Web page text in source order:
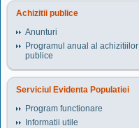
Achizitii publice
Anunturi
Programul anual al achizitiilor
publice
Serviciul Evidenta Populatiei
Program functionare
Informatii utile